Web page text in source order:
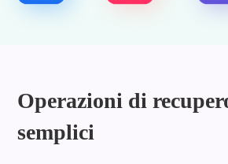
Operazioni di
semplici